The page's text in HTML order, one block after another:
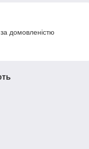
домовленістю